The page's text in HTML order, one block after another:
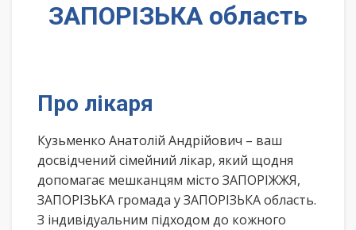
ЗАПОРІЗЬКА область
Про лікаря
Кузьменко Анатолій Андрійович – ваш
досвідчений сімейний лікар, який щодня
допомагає мешканцям місто ЗАПОРІЖЖЯ,
ЗАПОРІЗЬКА громада у ЗАПОРІЗЬКА область.
З індивідуальним підходом до кожного